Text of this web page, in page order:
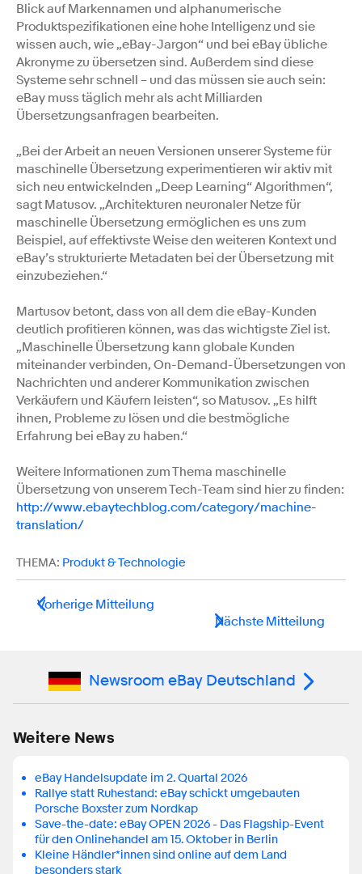
Blick auf Markennamen und alphanumerische
Produktspezifikationen eine hohe Intelligenz und sie
wissen auch, wie „eBay-Jargon“ und bei eBay übliche
Akronyme zu übersetzen sind. Außerdem sind diese
Systeme sehr schnell – und das müssen sie auch sein:
eBay muss täglich mehr als acht Milliarden
Übersetzungsanfragen bearbeiten.
„Bei der Arbeit an neuen Versionen unserer Systeme für
maschinelle Übersetzung experimentieren wir aktiv mit
sich neu entwickelnden „Deep Learning“ Algorithmen“,
sagt Matusov. „Architekturen neuronaler Netze für
maschinelle Übersetzung ermöglichen es uns zum
Beispiel, auf effektivste Weise den weiteren Kontext und
eBay’s strukturierte Metadaten bei der Übersetzung mit
einzubeziehen.“
Martusov betont, dass von all dem die eBay-Kunden
deutlich profitieren können, was das wichtigste Ziel ist.
„Maschinelle Übersetzung kann globale Kunden
miteinander verbinden, On-Demand-Übersetzungen von
Nachrichten und anderer Kommunikation zwischen
Verkäufern und Käufern leisten“, so Matusov. „Es hilft
ihnen, Probleme zu lösen und die bestmögliche
Erfahrung bei eBay zu haben.“
Weitere Informationen zum Thema maschinelle
Übersetzung von unserem Tech-Team sind hier zu finden:
http://www.ebaytechblog.com/category/machine-
translation/
THEMA: Produkt & Technologie
Vorherige Mitteilung
Nächste Mitteilung
Newsroom eBay Deutschland
Weitere News
eBay Handelsupdate im 2. Quartal 2026
Rallye statt Ruhestand: eBay schickt umgebauten
Porsche Boxster zum Nordkap
Save-the-date: eBay OPEN 2026 - Das Flagship-Event
für den Onlinehandel am 15. Oktober in Berlin
Kleine Händler*innen sind online auf dem Land
besonders stark